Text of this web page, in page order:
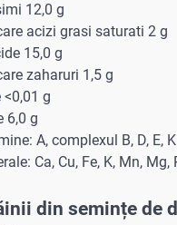
12,0 g
acizi grasi saturati 2 g
15,0 g
zaharuri 1,5 g
<0,01 g
6,0 g
A, complexul B, D, E,
Ca, Cu, Fe, K, Mn, Mg,
din semințe de